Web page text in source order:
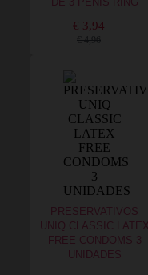
DE 3 PENIS RING
€ 3,94
€ 4,96
PRESERVATIVOS
UNIQ CLASSIC LATEX
FREE CONDOMS 3
UNIDADES